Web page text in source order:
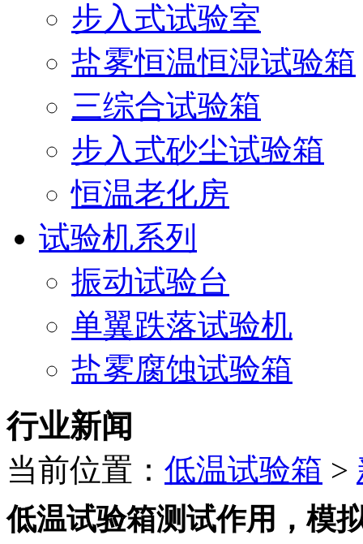
步入式试验室
盐雾恒温恒湿试验箱
三综合试验箱
步入式砂尘试验箱
恒温老化房
试验机系列
振动试验台
单翼跌落试验机
盐雾腐蚀试验箱
行业新闻
当前位置： 低温试验箱 >
低温试验箱测试作用，模